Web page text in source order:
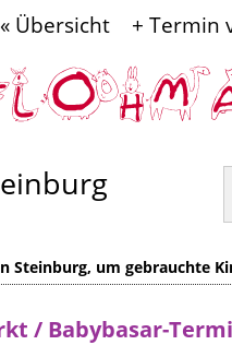
« Übersicht + Termin
Steinburg, um gebrauchte
/ Babybasar-